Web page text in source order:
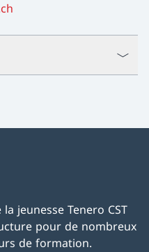
jeunesse Tenero CST
pour de nombreux
de formation.